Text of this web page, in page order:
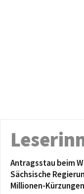
Antragsstau beim
Sächsische
Millionen-